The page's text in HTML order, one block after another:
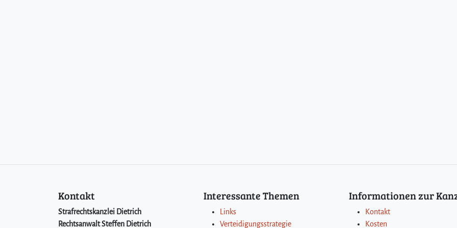
Kontakt
Strafrechtskanzlei Dietrich
Rechtsanwalt Steffen Dietrich
Interessante Themen
Links
Verteidigungsstrategie
Informationen zur
Kontakt
Kosten